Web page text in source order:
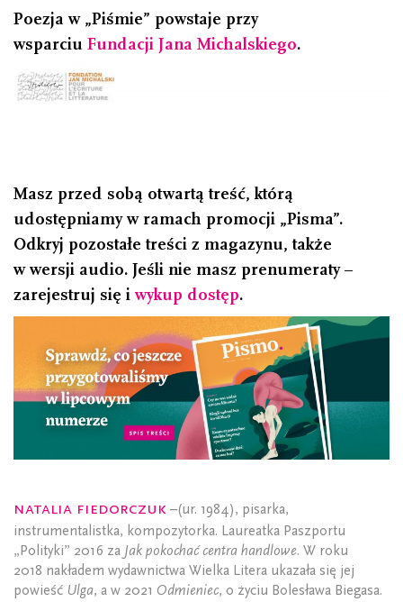
Poezja w „Piśmie” powstaje przy
wsparciu Fundacji Jana Michalskiego.
Masz przed sobą otwartą treść, którą
udostępniamy w ramach promocji „Pisma”.
Odkryj pozostałe treści z magazynu, także
w wersji audio. Jeśli nie masz prenumeraty –
zarejestruj się i wykup dostęp.
Natalia Fiedorczuk –(ur. 1984), pisarka,
instrumentalistka, kompozytorka. Laureatka Paszportu
„Polityki” 2016 za Jak pokochać centra handlowe. W roku
2018 nakładem wydawnictwa Wielka Litera ukazała się jej
powieść Ulga, a w 2021 Odmieniec, o życiu Bolesława Biegasa.